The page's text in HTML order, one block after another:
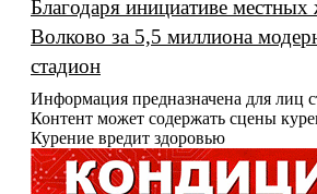
Благодаря инициативе местных
Волково за 5,5 миллиона
стадион
Информация предназначена для лиц
Контент может содержать сцены
Курение вредит здоровью